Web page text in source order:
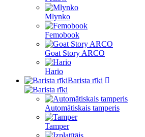
Mlynko
Femobook
Goat Story ARCO
Hario
Barista rīki
Automātiskais tamperis
Tamper